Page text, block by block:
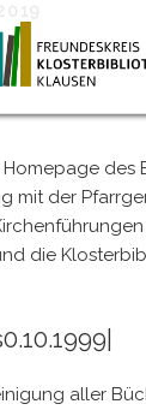
des
mit der
die
aller